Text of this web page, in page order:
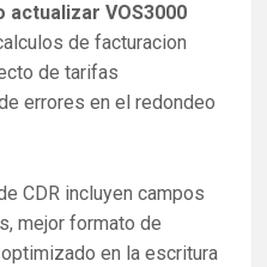
actualizar VOS3000
de facturacion
de tarifas
errores en el redondeo
CDR incluyen campos
mejor formato de
en la escritura